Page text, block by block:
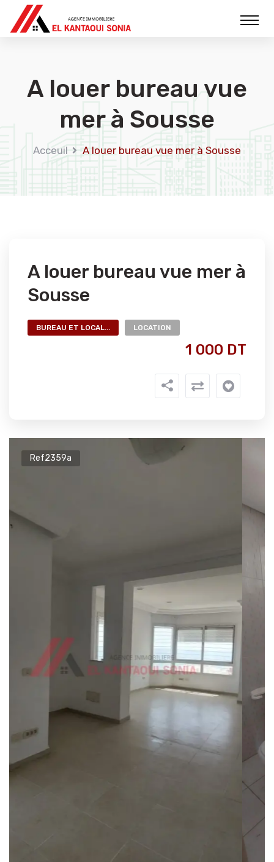
A louer bureau vue
mer à Sousse
Acceuil A louer bureau vue mer à Sousse
A louer bureau vue mer à
Sousse
BUREAU ET LOCAL... LOCATION
1 000 DT
Ref2359a